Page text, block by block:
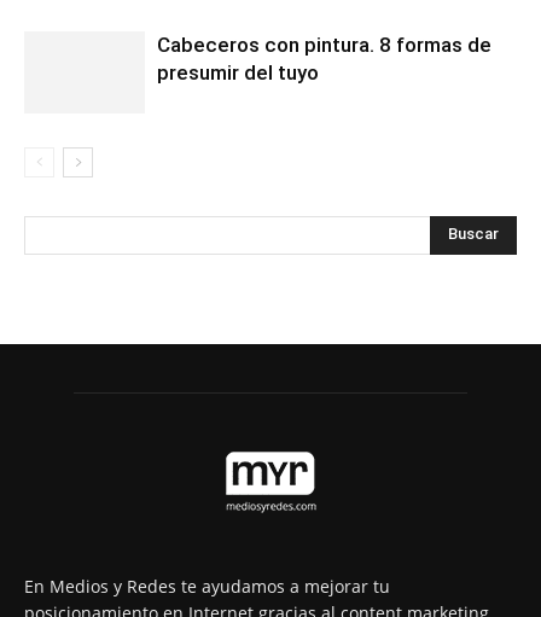
Cabeceros con pintura. 8 formas de
presumir del tuyo
En Medios y Redes te ayudamos a mejorar tu
posicionamiento en Internet gracias al content marketing.